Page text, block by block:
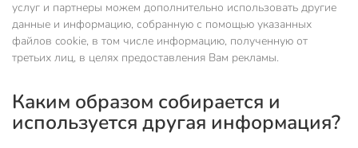
услуг и партнеры можем дополнительно использовать другие
данные и информацию, собранную с помощью указанных
файлов cookie, в том числе информацию, полученную от
третьих лиц, в целях предоставления Вам рекламы.
Каким образом собирается и
используется другая информация?